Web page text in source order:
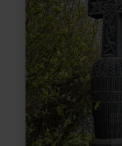
Parkplatz
Erntekreuz